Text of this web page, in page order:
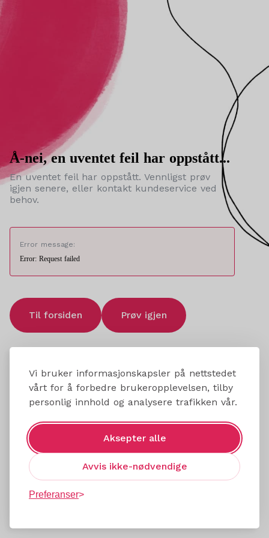
Vi bruker informasjonskapsler på nettstedet
vårt for å forbedre brukeropplevelsen, tilby
personlig innhold og analysere trafikken vår.
Aksepter alle
Avvis ikke-nødvendige
Preferanser
Å-nei, en uventet feil har oppstått...
En uventet feil har oppstått. Vennligst prøv
igjen senere, eller kontakt kundeservice ved
behov.
Error message:
Error: Request failed
Til forsiden Prøv igjen